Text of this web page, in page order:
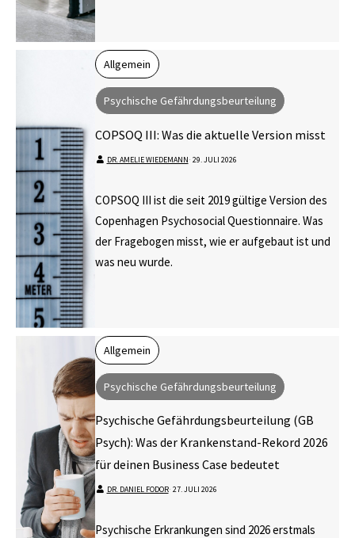
Allgemein
Psychische Gefährdungsbeurteilung
COPSOQ III: Was die aktuelle Version misst
DR. AMELIE WIEDEMANN⋅ 29. JULI 2026
COPSOQ III ist die seit 2019 gültige Version des
Copenhagen Psychosocial Questionnaire. Was
der Fragebogen misst, wie er aufgebaut ist und
was neu wurde.
Allgemein
Psychische Gefährdungsbeurteilung
Psychische Gefährdungsbeurteilung (GB
Psych): Was der Krankenstand-Rekord 2026
für deinen Business Case bedeutet
DR. DANIEL FODOR⋅ 27. JULI 2026
Psychische Erkrankungen sind 2026 erstmals